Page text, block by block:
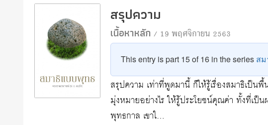
สรุปความ
เนื้อหาหลัก/ 19 พฤศจิกายน 2563
This entry is part 15 of 16 in the series ส
สรุปความ เท่าที่พูดมานี้ ก็ให้รู้เรื่องสมาธิเป็น
มุ่งหมายอย่างไร ให้รู้ประโยชน์คุณค่า ทั้งที่เ
พุทธกาล เขาใ…